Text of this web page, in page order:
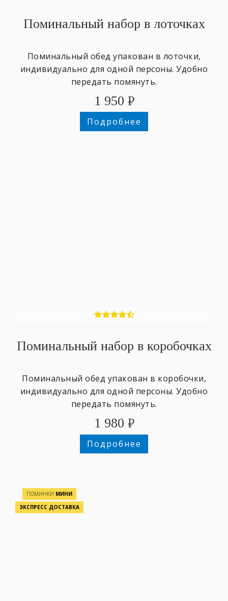
Поминальный набор в лоточках
Поминальный обед упакован в лоточки,
индивидуально для одной персоны. Удобно
передать помянуть.
1 950 ₽
Подробнее
Поминальный набор в коробочках
Поминальный обед упакован в коробочки,
индивидуально для одной персоны. Удобно
передать помянуть.
1 980 ₽
Подробнее
ПОМИНКИ МИНИ
ЭКСПРЕСС ДОСТАВКА